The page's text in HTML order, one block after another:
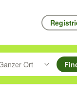
oben/unten
drücken um
Ort
im Umkreis des